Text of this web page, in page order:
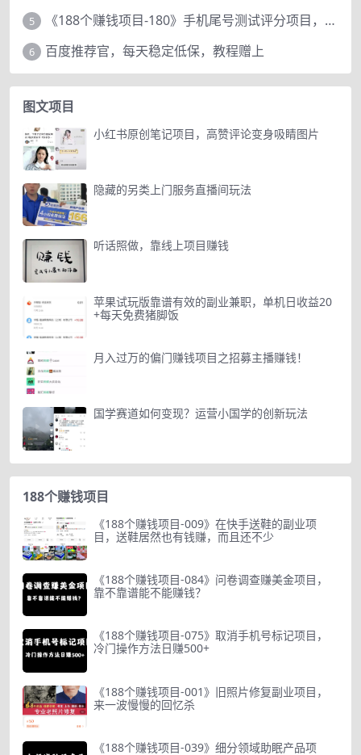
5 《188个赚钱项目-180》手机尾号测试评分项目，短视频直播日赚200+
6 百度推荐官，每天稳定低保，教程赠上
图文项目
小红书原创笔记项目，高赞评论变身吸睛图片
隐藏的另类上门服务直播间玩法
听话照做，靠线上项目赚钱
苹果试玩版靠谱有效的副业兼职，单机日收益20
+每天免费猪脚饭
月入过万的偏门赚钱项目之招募主播赚钱！
国学赛道如何变现？运营小国学的创新玩法
188个赚钱项目
《188个赚钱项目-009》在快手送鞋的副业项
目，送鞋居然也有钱赚，而且还不少
《188个赚钱项目-084》问卷调查赚美金项目，
靠不靠谱能不能赚钱？
《188个赚钱项目-075》取消手机号标记项目，
冷门操作方法日赚500+
《188个赚钱项目-001》旧照片修复副业项目，
来一波慢慢的回忆杀
《188个赚钱项目-039》细分领域助眠产品项